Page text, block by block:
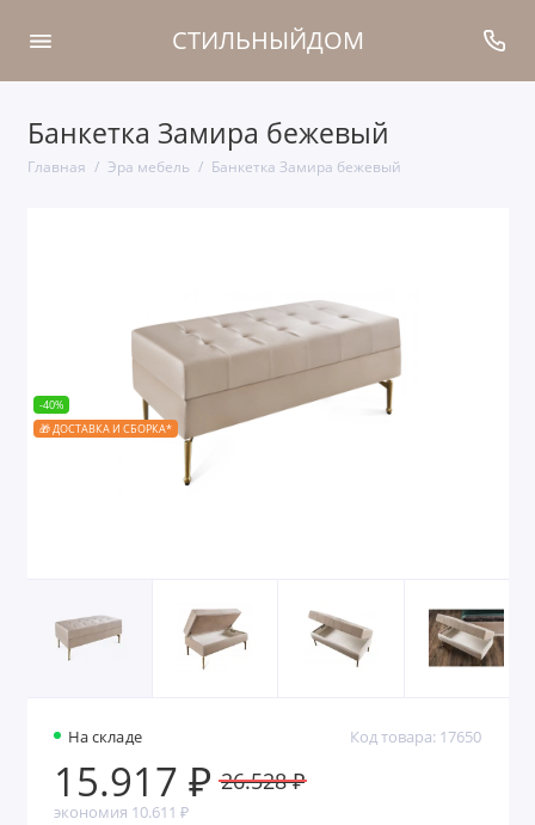
СТИЛЬНЫЙДОМ
Банкетка Замира бежевый
Главная Эра мебель Банкетка Замира бежевый
-40%
🎁 ДОСТАВКА И СБОРКА*
На складе Код товара: 17650
15.917 ₽ 26.528 ₽
экономия 10.611 ₽